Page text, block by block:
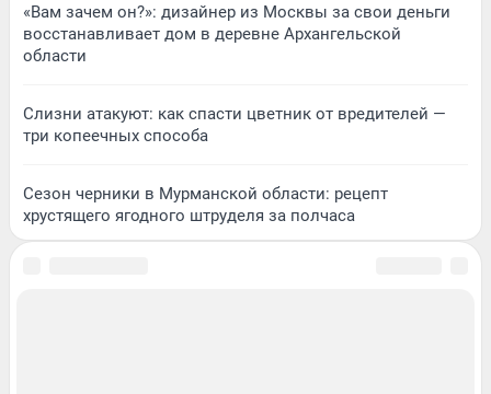
«Вам зачем он?»: дизайнер из Москвы за свои деньги
восстанавливает дом в деревне Архангельской
области
Слизни атакуют: как спасти цветник от вредителей —
три копеечных способа
Сезон черники в Мурманской области: рецепт
хрустящего ягодного штруделя за полчаса